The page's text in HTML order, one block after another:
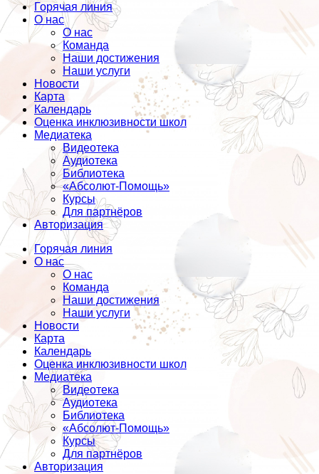
Горячая линия
О нас
О нас
Команда
Наши достижения
Наши услуги
Новости
Карта
Календарь
Оценка инклюзивности школ
Медиатека
Видеотека
Аудиотека
Библиотека
«Абсолют-Помощь»
Курсы
Для партнёров
Авторизация
Горячая линия
О нас
О нас
Команда
Наши достижения
Наши услуги
Новости
Карта
Календарь
Оценка инклюзивности школ
Медиатека
Видеотека
Аудиотека
Библиотека
«Абсолют-Помощь»
Курсы
Для партнёров
Авторизация